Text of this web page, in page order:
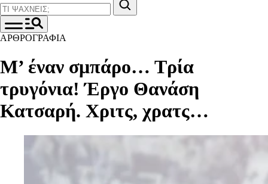
ΑΡΘΡΟΓΡΑΦΙΑ
Μ’ έναν σμπάρο… Τρία
τρυγόνια! Έργο Θανάση
Κατσαρή. Χριτς, χρατς…